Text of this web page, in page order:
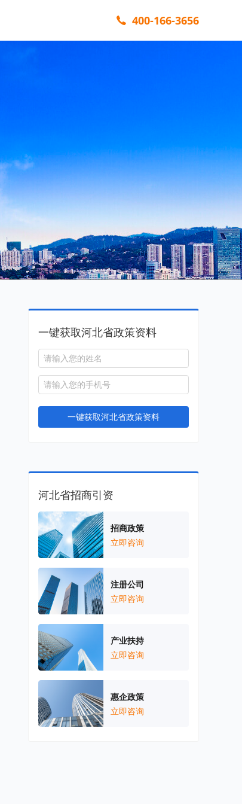
400-166-3656
一键获取河北省政策资料
一键获取河北省政策资料
河北省招商引资
招商政策
立即咨询
注册公司
立即咨询
产业扶持
立即咨询
惠企政策
立即咨询